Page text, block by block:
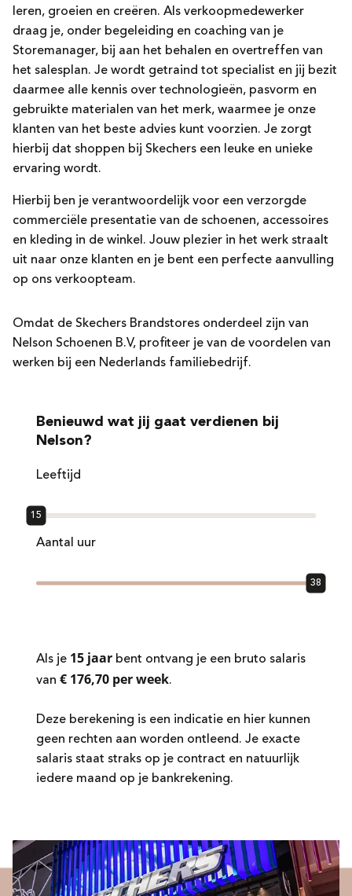
leren, groeien en creëren. Als verkoopmedewerker
draag je, onder begeleiding en coaching van je
Storemanager, bij aan het behalen en overtreffen van
het salesplan. Je wordt getraind tot specialist en jij bezit
daarmee alle kennis over technologieën, pasvorm en
gebruikte materialen van het merk, waarmee je onze
klanten van het beste advies kunt voorzien. Je zorgt
hierbij dat shoppen bij Skechers een leuke en unieke
ervaring wordt.
Hierbij ben je verantwoordelijk voor een verzorgde
commerciële presentatie van de schoenen, accessoires
en kleding in de winkel. Jouw plezier in het werk straalt
uit naar onze klanten en je bent een perfecte aanvulling
op ons verkoopteam.
Omdat de Skechers Brandstores onderdeel zijn van
Nelson Schoenen B.V, profiteer je van de voordelen van
werken bij een Nederlands familiebedrijf.
Benieuwd wat jij gaat verdienen bij
Nelson?
Leeftijd
15
Aantal uur
38
Als je 15 jaar bent ontvang je een bruto salaris
van € 176,70 per week.
Deze berekening is een indicatie en hier kunnen
geen rechten aan worden ontleend. Je exacte
salaris staat straks op je contract en natuurlijk
iedere maand op je bankrekening.